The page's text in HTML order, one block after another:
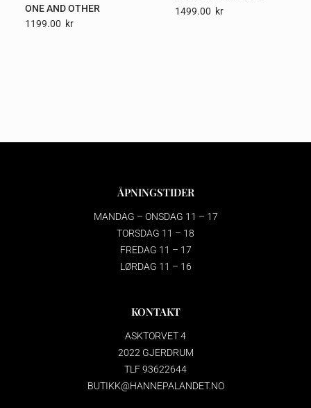
ONE AND OTHER
1199.00 Kr
1499.00 Kr
ÅPNINGSTIDER
MANDAG – ONSDAG 11 – 17
TORSDAG 11 – 18
FREDAG 11 – 17
LØRDAG 11 – 16
KONTAKT
ASKTORVET 4
2022 GJERDRUM
TLF 93622644
BUTIKK@HANNEPALANDET.NO